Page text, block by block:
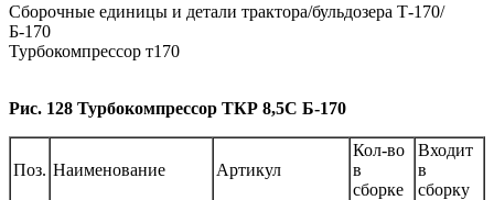
Сборочные единицы и детали трактора/бульдозера Т-170/
Б-170
Турбокомпрессор т170
Рис. 128 Турбокомпрессор ТКР 8,5С Б-170
Поз. Наименование Артикул
Кол-во
в
сборке
Входит
в
сборку